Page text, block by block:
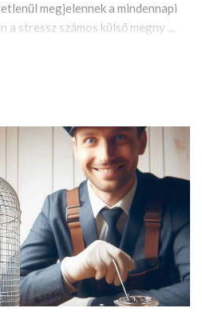
megjelennek a mindennapi
a stressz számos külső megny ...